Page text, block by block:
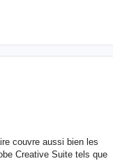
couvre aussi bien les
Creative Suite tels que